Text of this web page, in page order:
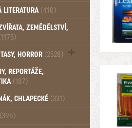
LITERATURA (410)
ZEMĚDĚLSTVÍ,
HORROR (2528)
REPORTÁŽE,
(187)
CHLAPECKÉ (331)
(396)